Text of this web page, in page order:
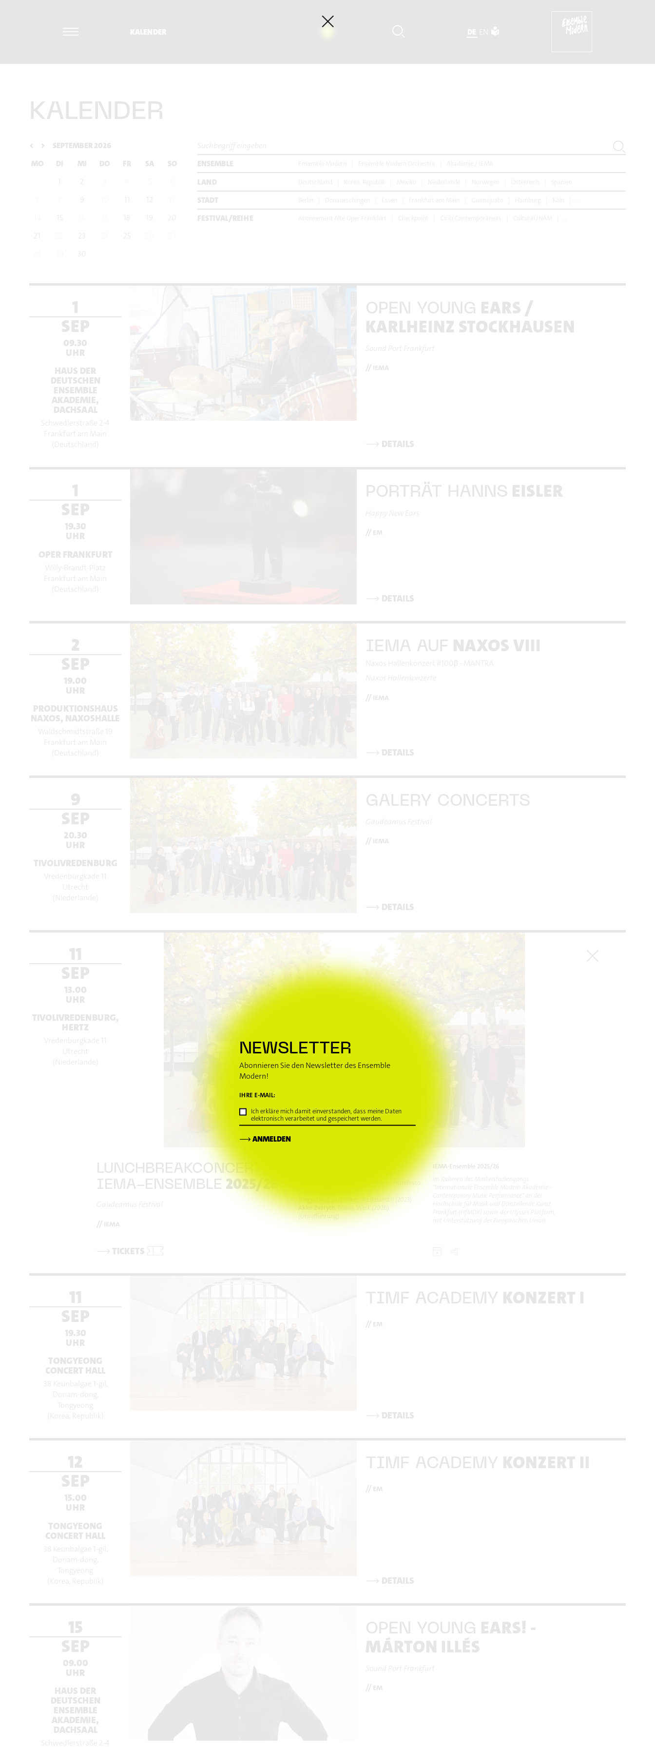
NEWSLETTER
Abonnieren Sie den Newsletter des Ensemble
Modern!
IHRE E-MAIL:
Ich erkläre mich damit einverstanden, dass meine Daten
elektronisch verarbeitet und gespeichert werden.
⟶ANMELDEN
KALENDER DE EN
KALENDER
< >
SEPTEMBER 2026
MO
DI MI DO FR SA
SO
1
2
9 11 12
15 18 19
20
21
23 25
30
ENSEMBLE Ensemble Modern Ensemble Modern Orchestra Akademie / IEMA
LAND Mexiko Norwegen
STADT Donaueschingen Frankfurt am Main Hamburg
FESTIVAL/REIHE CulturaUNAM
1
SEP
09.30
UHR
HAUS DER
DEUTSCHEN
ENSEMBLE
AKADEMIE,
DACHSAAL
Schwedlerstraße 2-4
Frankfurt am Main
(Deutschland)
OPEN YOUNG EARS /
KARLHEINZ STOCKHAUSEN
Sound Port Frankfurt
// iema
⟶ DETAILS
1
SEP
19.30
UHR
OPER FRANKFURT
Willy-Brandt-Platz
Frankfurt am Main
(Deutschland)
PORTRÄT HANNS EISLER
Happy New Ears
// em
⟶ DETAILS
2
SEP
19.00
UHR
PRODUKTIONSHAUS
NAXOS, NAXOSHALLE
Waldschmidtstraße 19
Frankfurt am Main
(Deutschland)
IEMA AUF NAXOS VIII
Naxos Hallenkonzert #100β - MANTRA
Naxos Hallenkonzerte
// iema
⟶ DETAILS
9
SEP
20.30
UHR
TIVOLIVREDENBURG
Vredenburgkade 11
Utrecht
(Niederlande)
GALERY CONCERTS
Gaudeamus Festival
// iema
⟶ DETAILS
11
SEP
13.00
UHR
TIVOLIVREDENBURG,
HERTZ
Vredenburgkade 11
Utrecht
(Niederlande)
LUNCHBREAKCONCERT:
IEMA-ENSEMBLE 2025/26
Gaudeamus Festival
// iema
⟶ TICKETS
: decentralized machine manifesto
Xingyi (Sing-yat) Chen: wasteland II (2023)
Akim Zvarych: Neues Werk (2026)
(Uraufführung)
IEMA-Ensemble 2025/26
Im Rahmen des Masterstudiengangs
"Internationale Ensemble Modern Akademie -
Contemporary Music Performance" an der
Hochschule für Musik und Darstellende Kunst
Frankfurt (HfMDK) sowie der UIysses Platform,
mit Unterstützung der Europäischen Union.
11
SEP
19.30
UHR
TONGYEONG
CONCERT HALL
38 Keunbalgae 1-gil,
Donam-dong,
Tongyeong
(Korea, Republik)
TIMF ACADEMY KONZERT I
// em
⟶ DETAILS
12
SEP
15.00
UHR
TONGYEONG
CONCERT HALL
38 Keunbalgae 1-gil,
Donam-dong,
Tongyeong
(Korea, Republik)
TIMF ACADEMY KONZERT II
// em
⟶ DETAILS
15
SEP
09.00
UHR
HAUS DER
DEUTSCHEN
ENSEMBLE
AKADEMIE,
DACHSAAL
Schwedlerstraße 2-4
OPEN YOUNG EARS! -
MÁRTON ILLÉS
Sound Port Frankfurt
// em